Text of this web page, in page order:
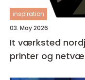
inspiration
03. May 2026
It værksted nordjylland lokal
printer og